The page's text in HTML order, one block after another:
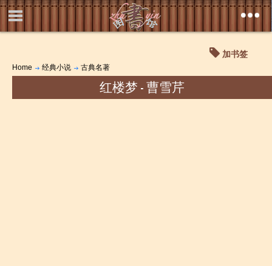
加书签
Home 经典小说 古典名著
红楼梦 - 曹雪芹